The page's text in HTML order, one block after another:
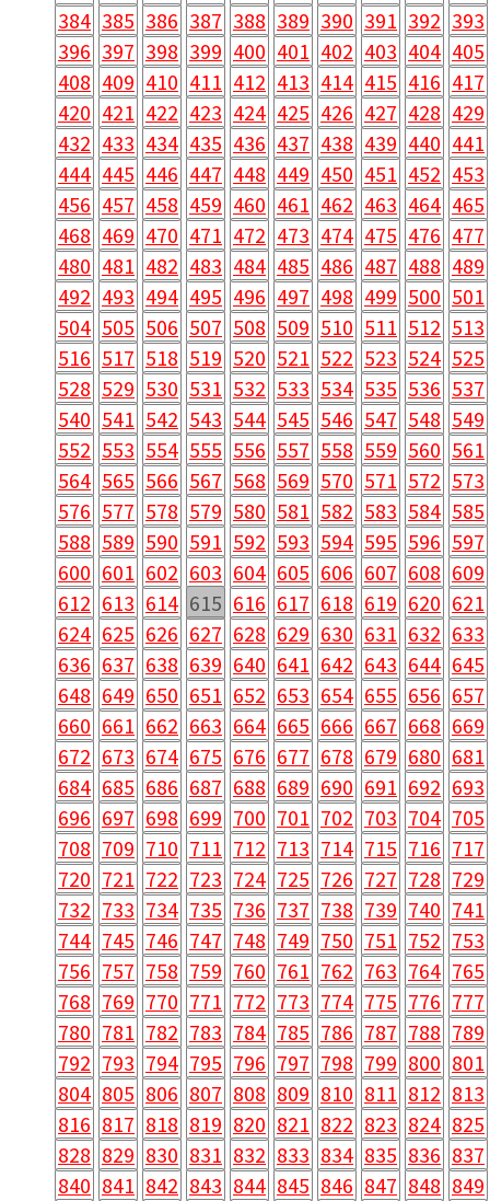
384 385 386 387 388 389 390 391 392 393
396 397 398 399 400 401 402 403 404 405
408 409 410 411 412 413 414 415 416 417
420 421 422 423 424 425 426 427 428 429
432 433 434 435 436 437 438 439 440 441
444 445 446 447 448 449 450 451 452 453
456 457 458 459 460 461 462 463 464 465
468 469 470 471 472 473 474 475 476 477
480 481 482 483 484 485 486 487 488 489
492 493 494 495 496 497 498 499 500 501
504 505 506 507 508 509 510 511 512 513
516 517 518 519 520 521 522 523 524 525
528 529 530 531 532 533 534 535 536 537
540 541 542 543 544 545 546 547 548 549
552 553 554 555 556 557 558 559 560 561
564 565 566 567 568 569 570 571 572 573
576 577 578 579 580 581 582 583 584 585
588 589 590 591 592 593 594 595 596 597
600 601 602 603 604 605 606 607 608 609
612 613 614 615 616 617 618 619 620 621
624 625 626 627 628 629 630 631 632 633
636 637 638 639 640 641 642 643 644 645
648 649 650 651 652 653 654 655 656 657
660 661 662 663 664 665 666 667 668 669
672 673 674 675 676 677 678 679 680 681
684 685 686 687 688 689 690 691 692 693
696 697 698 699 700 701 702 703 704 705
708 709 710 711 712 713 714 715 716 717
720 721 722 723 724 725 726 727 728 729
732 733 734 735 736 737 738 739 740 741
744 745 746 747 748 749 750 751 752 753
756 757 758 759 760 761 762 763 764 765
768 769 770 771 772 773 774 775 776 777
780 781 782 783 784 785 786 787 788 789
792 793 794 795 796 797 798 799 800 801
804 805 806 807 808 809 810 811 812 813
816 817 818 819 820 821 822 823 824 825
828 829 830 831 832 833 834 835 836 837
840 841 842 843 844 845 846 847 848 849